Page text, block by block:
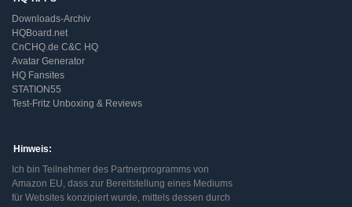
Downloads-Archiv
HQBoard.net
CnCHQ.de C&C HQ
Avatar Generator
HQ Fansites
STATION55
Test-Fritz Unboxing & Reviews
Hinweis:
Ich bin Teilnehmer des Partnerprogramms von
Amazon EU, dass zur Bereitstellung eines Mediums
für Websites konzipiert wurde, mittels dessen durch